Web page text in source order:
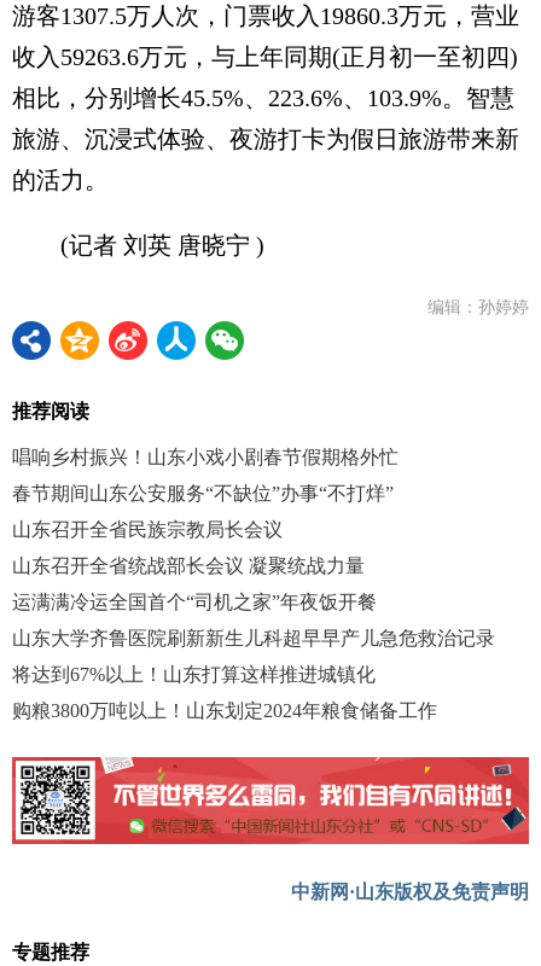
游客1307.5万人次，门票收入19860.3万元，营业
收入59263.6万元，与上年同期(正月初一至初四)
相比，分别增长45.5%、223.6%、103.9%。智慧
旅游、沉浸式体验、夜游打卡为假日旅游带来新
的活力。
(记者 刘英 唐晓宁 )
编辑：孙婷婷
推荐阅读
唱响乡村振兴！山东小戏小剧春节假期格外忙
春节期间山东公安服务“不缺位”办事“不打烊”
山东召开全省民族宗教局长会议
山东召开全省统战部长会议 凝聚统战力量
运满满冷运全国首个“司机之家”年夜饭开餐
山东大学齐鲁医院刷新新生儿科超早早产儿急危救治记录
将达到67%以上！山东打算这样推进城镇化
购粮3800万吨以上！山东划定2024年粮食储备工作
中新网·山东版权及免责声明
专题推荐